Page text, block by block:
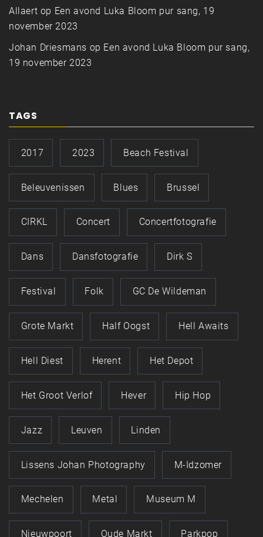
Allaert op Een avond Luka Bloom pur sang, 19
november 2023
Johan Driesmans op Een avond Luka Bloom pur sang,
19 november 2023
TAGS
2017 2023 Beach Festival
Beleuvenissen Blues Brussel
CIRKL Concert Concertfotografie
Dans Dansfotografie Dirk S
Festival Folk GC De Wildeman
Grote Markt Half Oogst Hell Awaits
Hell Diest Herent Het Depot
Het Groot Verlof Hever Hip Hop
Jazz Leuven Linden
Lissens Johan Photography M-Idzomer
Mechelen Metal Museum M
Nieuwpoort Oude Markt Parkpop